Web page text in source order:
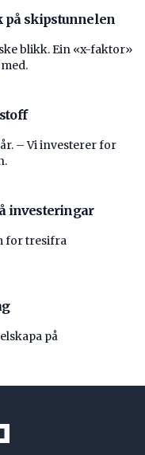
på skipstunnelen
blikk. Ein «x-faktor»
– Vi investerer for
investeringar
for tresifra
på